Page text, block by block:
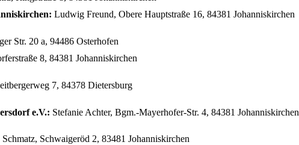
Ludwig Freund, Obere Hauptstraße 16, 84381 Johanniskirchen
Str. 20 a, 94486 Osterhofen
8, 84381 Johanniskirchen
7, 84378 Dietersburg
e.V.: Stefanie Achter, Bgm.-Mayerhofer-Str. 4, 84381 Johanniskirchen
Schwaigeröd 2, 83481 Johanniskirchen